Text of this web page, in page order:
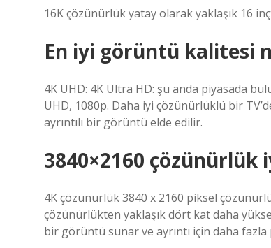
16K çözünürlük yatay olarak yaklaşık 16
En iyi görüntü kalitesi
4K UHD: 4K Ultra HD: şu anda piyasada
UHD, 1080p. Daha iyi çözünürlüklü bir
ayrıntılı bir görüntü elde edilir.
3840×2160 çözünürlük
4K çözünürlük 3840 x 2160 piksel
çözünürlükten yaklaşık dört kat daha
bir görüntü sunar ve ayrıntı için daha